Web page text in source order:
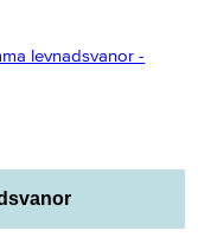
levnadsvanor -